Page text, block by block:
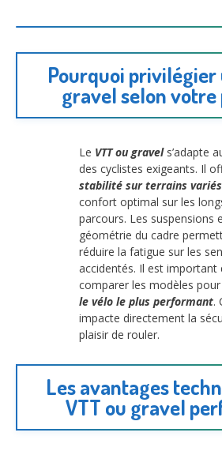
Pourquoi privilégier
gravel selon
Le VTT ou gravels’adapte
des cyclistes exigeants. Il
stabilité sur terrains variés
confort optimal sur les
parcours. Les suspensions
géométrie du cadre
réduire la fatigue sur les
accidentés. Il est important
comparer les modèles
le vélo le plus performant.
impacte directement la
plaisir de rouler.
Les avantages
VTT ou gravel